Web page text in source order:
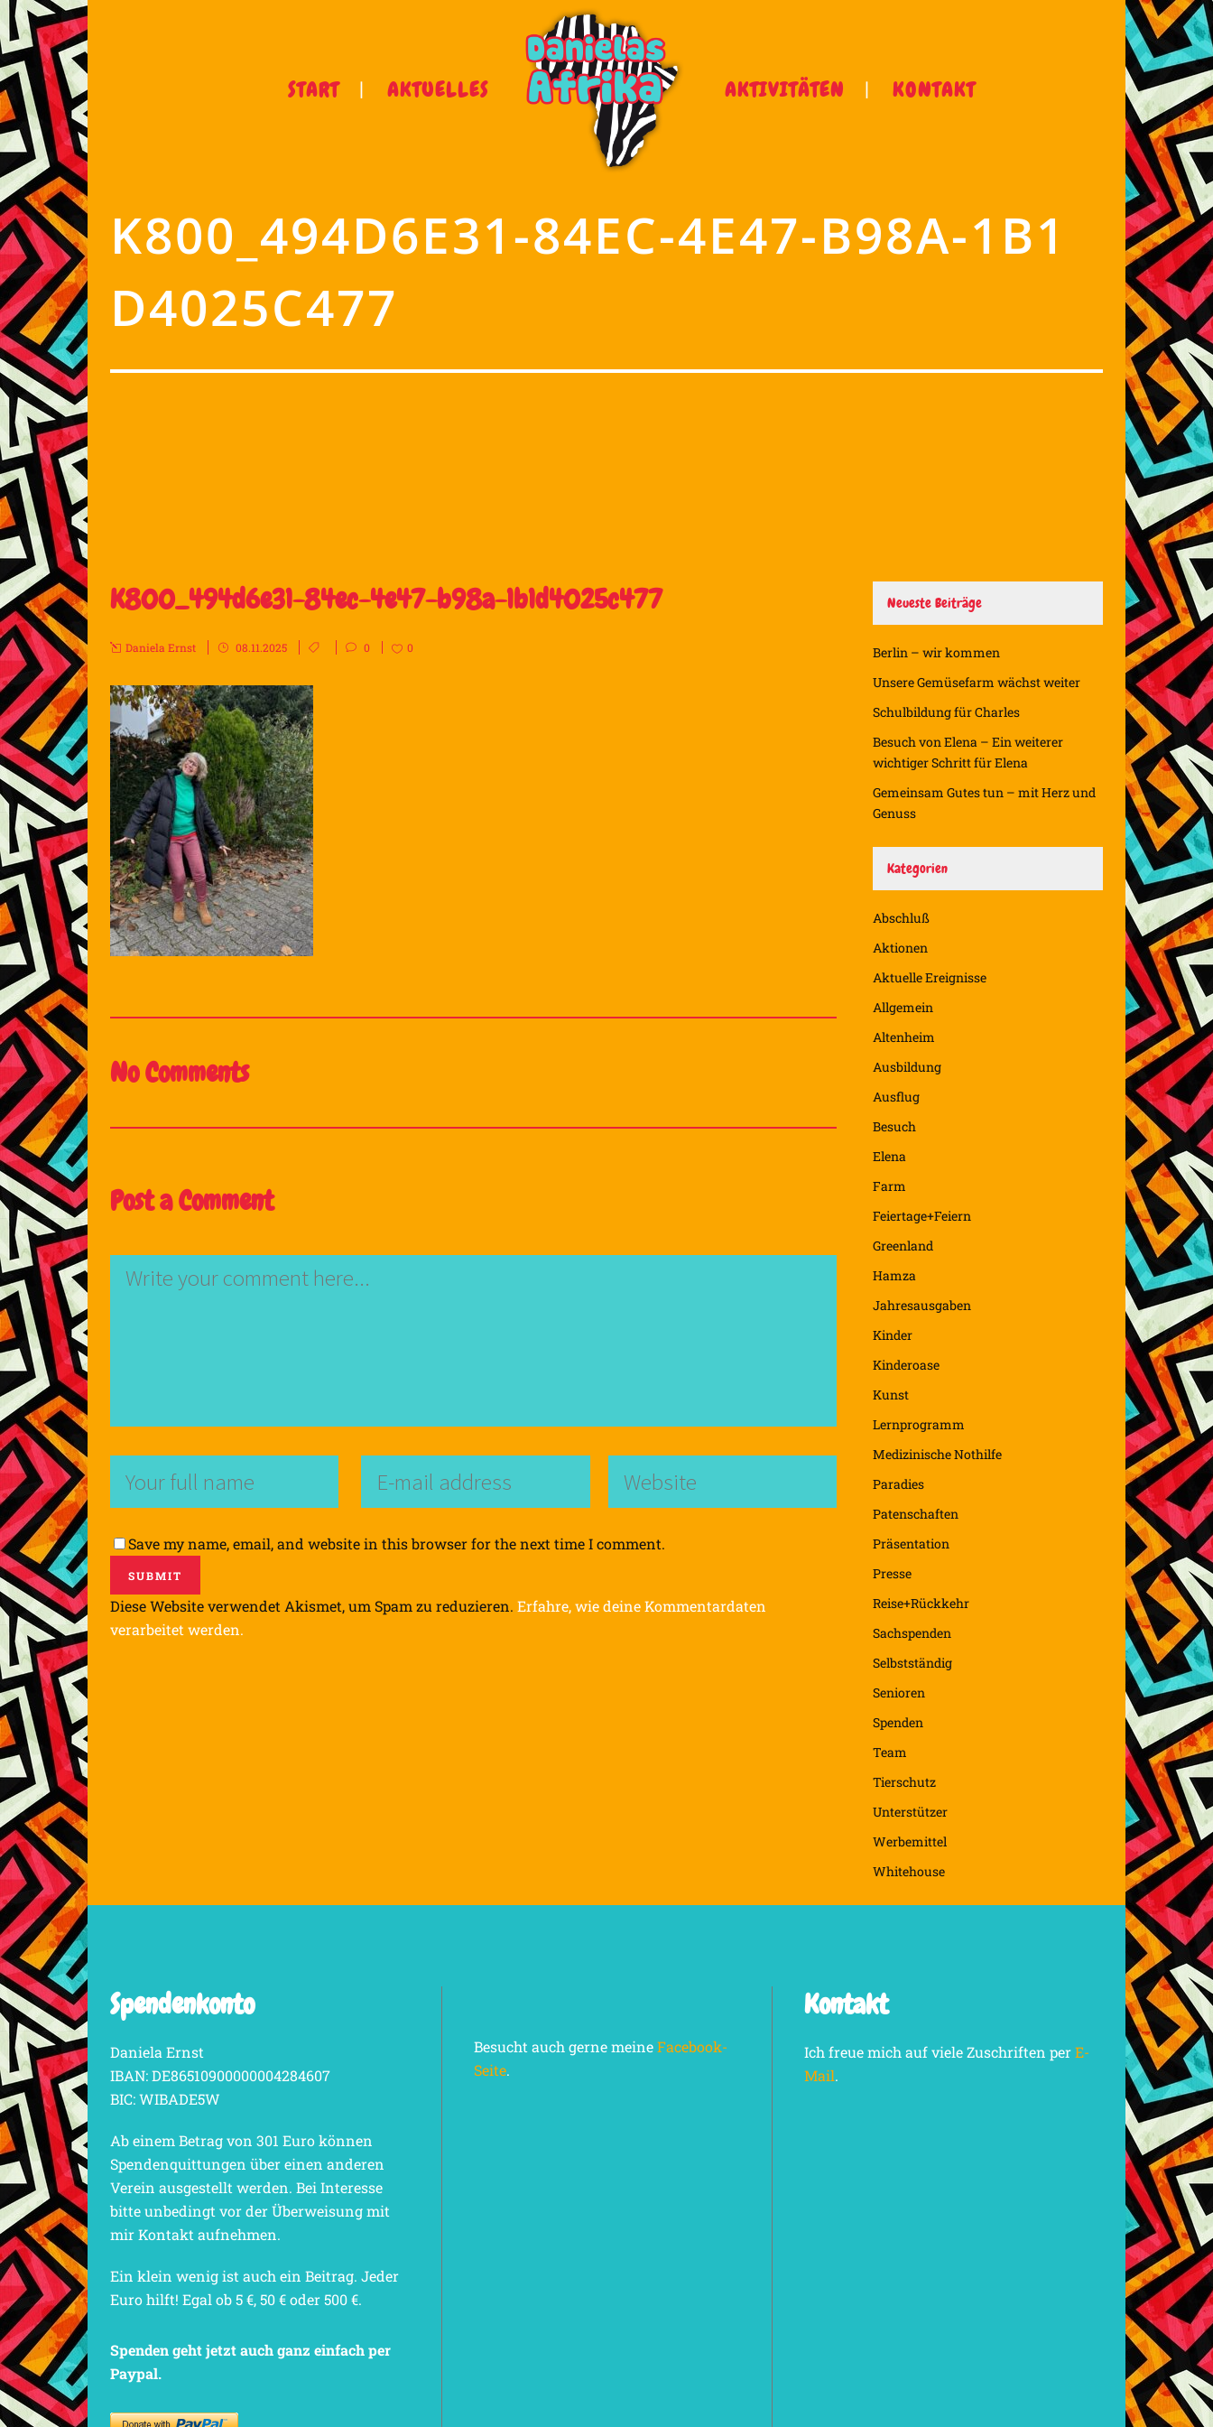
START AKTUELLES AKTIVITÄTEN KONTAKT
K800_494D6E31-84EC-4E47-B98A-1B1
D4025C477
K800_494d6e31-84ec-4e47-b98a-1b1d4025c477
Daniela Ernst 08.11.2025 0 0
No Comments
Post a Comment
Save my name, email, and website in this browser for the next time I comment.
Diese Website verwendet Akismet, um Spam zu reduzieren. Erfahre, wie deine Kommentardaten
verarbeitet werden.
Neueste Beiträge
Berlin – wir kommen
Unsere Gemüsefarm wächst weiter
Schulbildung für Charles
Besuch von Elena – Ein weiterer
wichtiger Schritt für Elena
Gemeinsam Gutes tun – mit Herz und
Genuss
Kategorien
Abschluß
Aktionen
Aktuelle Ereignisse
Allgemein
Altenheim
Ausbildung
Ausflug
Besuch
Elena
Farm
Feiertage+Feiern
Greenland
Hamza
Jahresausgaben
Kinder
Kinderoase
Kunst
Lernprogramm
Medizinische Nothilfe
Paradies
Patenschaften
Präsentation
Presse
Reise+Rückkehr
Sachspenden
Selbstständig
Senioren
Spenden
Team
Tierschutz
Unterstützer
Werbemittel
Whitehouse
Spendenkonto
Daniela Ernst
IBAN: DE86510900000004284607
BIC: WIBADE5W
Ab einem Betrag von 301 Euro können
Spendenquittungen über einen anderen
Verein ausgestellt werden. Bei Interesse
bitte unbedingt vor der Überweisung mit
mir Kontakt aufnehmen.
Ein klein wenig ist auch ein Beitrag. Jeder
Euro hilft! Egal ob 5 €, 50 € oder 500 €.
Spenden geht jetzt auch ganz einfach per
Paypal.
Besucht auch gerne meineFacebook-
Seite.
Kontakt
Ich freue mich auf viele Zuschriften perE-
Mail.